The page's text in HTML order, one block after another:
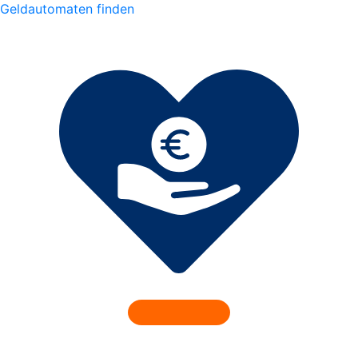
Geldautomaten finden